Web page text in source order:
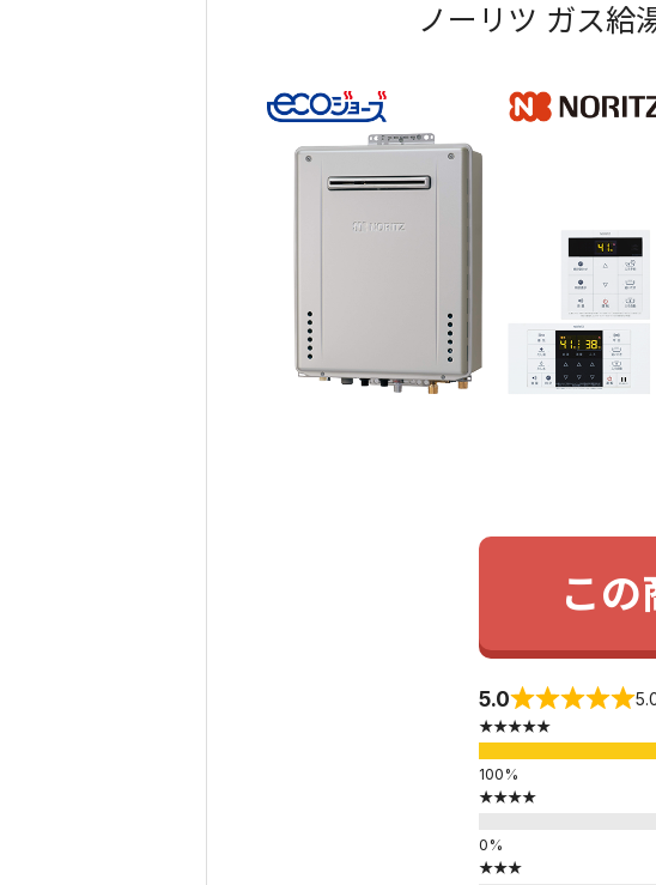
ノーリツ ガス給
こ
5.0
★★★★★
★★★★
★★★